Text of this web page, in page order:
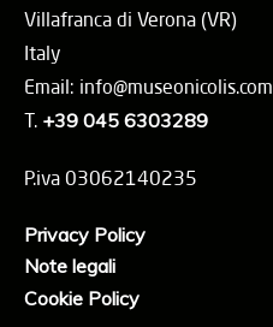
Villafranca di Verona (VR)
Italy
Email: info@museonicolis.com
T. +39 045 6303289
P.iva 03062140235
Privacy Policy
Note legali
Cookie Policy